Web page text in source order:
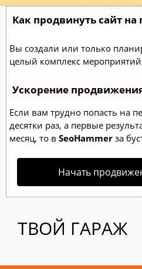
Как продвинуть сайт на
Вы создали или только
целый комплекс
Ускорение
Если вам трудно попасть на
десятки раз, а первые
месяц, то в SeoHammer за
Начать
ТВОЙ ГАРАЖ